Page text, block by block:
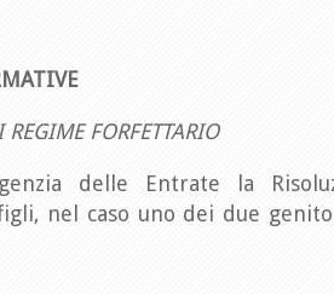
FORFETTARIO
delle Entrate la
nel caso uno dei due